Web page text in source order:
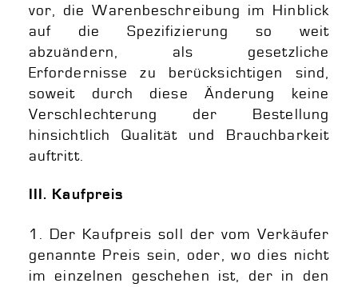
vor, die Warenbeschreibung im Hinblick
auf die Spezifizierung so weit
abzuändern, als gesetzliche
Erfordernisse zu berücksichtigen sind,
soweit durch diese Änderung keine
Verschlechterung der Bestellung
hinsichtlich Qualität und Brauchbarkeit
auftritt.
III. Kaufpreis
1. Der Kaufpreis soll der vom Verkäufer
genannte Preis sein, oder, wo dies nicht
im einzelnen geschehen ist, der in den